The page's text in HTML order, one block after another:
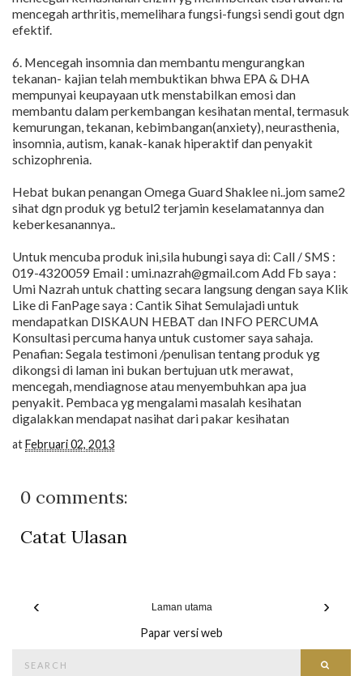
mencegah arthritis, memelihara fungsi-fungsi sendi gout dgn
efektif.
6. Mencegah insomnia dan membantu mengurangkan
tekanan- kajian telah membuktikan bhwa EPA & DHA
mempunyai keupayaan utk menstabilkan emosi dan
membantu dalam perkembangan kesihatan mental, termasuk
kemurungan, tekanan, kebimbangan(anxiety), neurasthenia,
insomnia, autism, kanak-kanak hiperaktif dan penyakit
schizophrenia.
Hebat bukan penangan Omega Guard Shaklee ni..jom same2
sihat dgn produk yg betul2 terjamin keselamatannya dan
keberkesanannya..
Untuk mencuba produk ini,sila hubungi saya di: Call / SMS :
019-4320059 Email : umi.nazrah@gmail.com Add Fb saya :
Umi Nazrah untuk chatting secara langsung dengan saya Klik
Like di FanPage saya : Cantik Sihat Semulajadi untuk
mendapatkan DISKAUN HEBAT dan INFO PERCUMA
Konsultasi percuma hanya untuk customer saya sahaja.
Penafian: Segala testimoni /penulisan tentang produk yg
dikongsi di laman ini bukan bertujuan utk merawat,
mencegah, mendiagnose atau menyembuhkan apa jua
penyakit. Pembaca yg mengalami masalah kesihatan
digalakkan mendapat nasihat dari pakar kesihatan
atFebruari 02, 2013
0 comments:
Catat Ulasan
‹ ›
Laman utama
Papar versi web
for: